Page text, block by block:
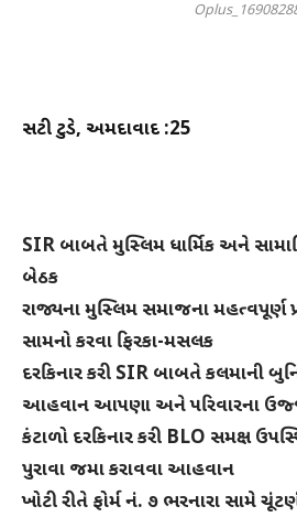
સિટી ટુડે, અમદાવાદ :25
SIR બાબતે મુસ્લિમ ધાર્મિક અને
બેઠક
રાજ્યના મુસ્લિમ સમાજના મહત્વપૂર્ણ
સામનો કરવા ફિરકા-મસલક
દરકિનાર કરી SIR બાબતે કલમાની
આહવાન આપણા અને પરિવારના
કંટાળો દરકિનાર કરી BLO સમક્ષ
પુરાવા જમા કરાવવા આહવાન
ખોટી રીતે ફોર્મ નં. ૭ ભરનારા સામે